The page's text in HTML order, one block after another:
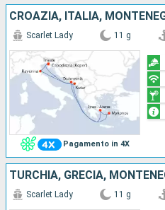
Pagamento in 4X
Scarlet Lady 11 g
Scarlet Lady 11 g